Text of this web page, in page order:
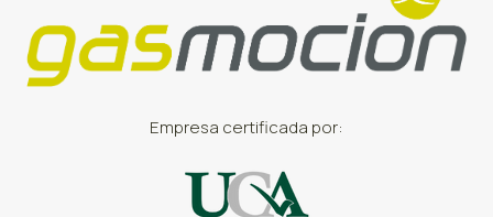
Empresa certificada por: